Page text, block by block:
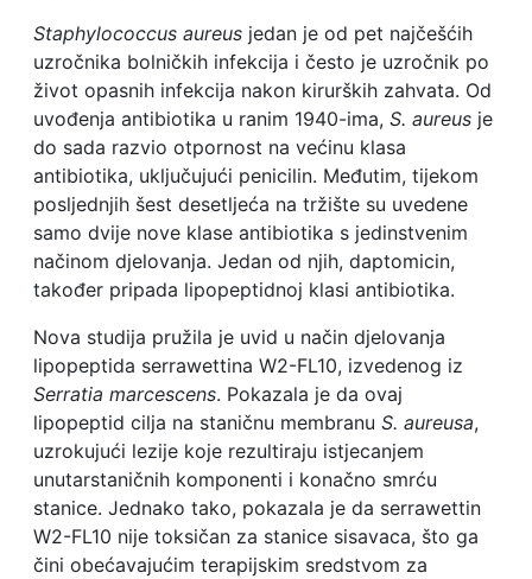
Staphylococcus aureusjedan je od pet najčešćih
uzročnika bolničkih infekcija i često je uzročnik po
život opasnih infekcija nakon kirurških zahvata. Od
uvođenja antibiotika u ranim 1940-ima, S. aureusje
do sada razvio otpornost na većinu klasa
antibiotika, uključujući penicilin. Međutim, tijekom
posljednjih šest desetljeća na tržište su uvedene
samo dvije nove klase antibiotika s jedinstvenim
načinom djelovanja. Jedan od njih, daptomicin,
također pripada lipopeptidnoj klasi antibiotika.
Nova studija pružila je uvid u način djelovanja
lipopeptida serrawettina W2-FL10, izvedenog iz
Serratia marcescens. Pokazala je da ovaj
lipopeptid cilja na staničnu membranu S. aureusa,
uzrokujući lezije koje rezultiraju istjecanjem
unutarstaničnih komponenti i konačno smrću
stanice. Jednako tako, pokazala je da serrawettin
W2-FL10 nije toksičan za stanice sisavaca, što ga
čini obećavajućim terapijskim sredstvom za